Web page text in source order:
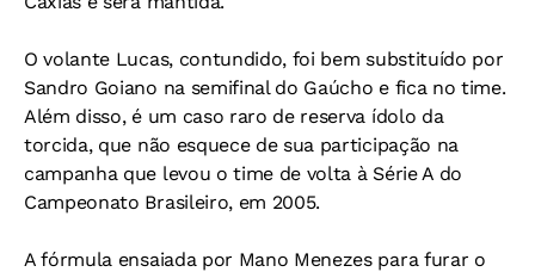
O volante Lucas, contundido, foi bem substituído por
Sandro Goiano na semifinal do Gaúcho e fica no time.
Além disso, é um caso raro de reserva ídolo da
torcida, que não esquece de sua participação na
campanha que levou o time de volta à Série A do
Campeonato Brasileiro, em 2005.
A fórmula ensaiada por Mano Menezes para furar o